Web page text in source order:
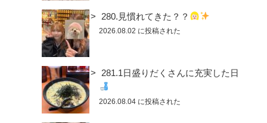
280.見慣れてきた？？
2026.08.02 に投稿された
281.1日盛りだくさんに充実した日
2026.08.04 に投稿された